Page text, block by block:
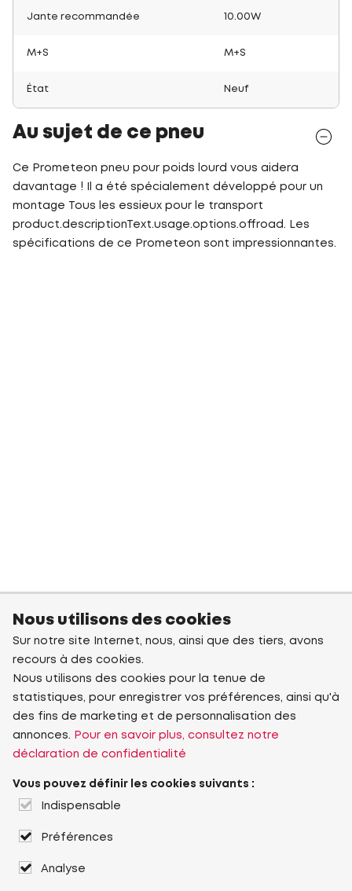
Jante recommandée 10.00W
M+S M+S
État Neuf
Au sujet de ce pneu
Ce Prometeon pneu pour poids lourd vous aidera
davantage ! Il a été spécialement développé pour un
montage Tous les essieux pour le transport
product.descriptionText.usage.options.offroad. Les
spécifications de ce Prometeon sont impressionnantes.
Nous utilisons des cookies
Sur notre site Internet, nous, ainsi que des tiers, avons
recours à des cookies.
Nous utilisons des cookies pour la tenue de
statistiques, pour enregistrer vos préférences, ainsi qu'à
des fins de marketing et de personnalisation des
annonces.
Pour en savoir plus, consultez notre
déclaration de confidentialité
Vous pouvez définir les cookies suivants :
Indispensable
Préférences
Analyse